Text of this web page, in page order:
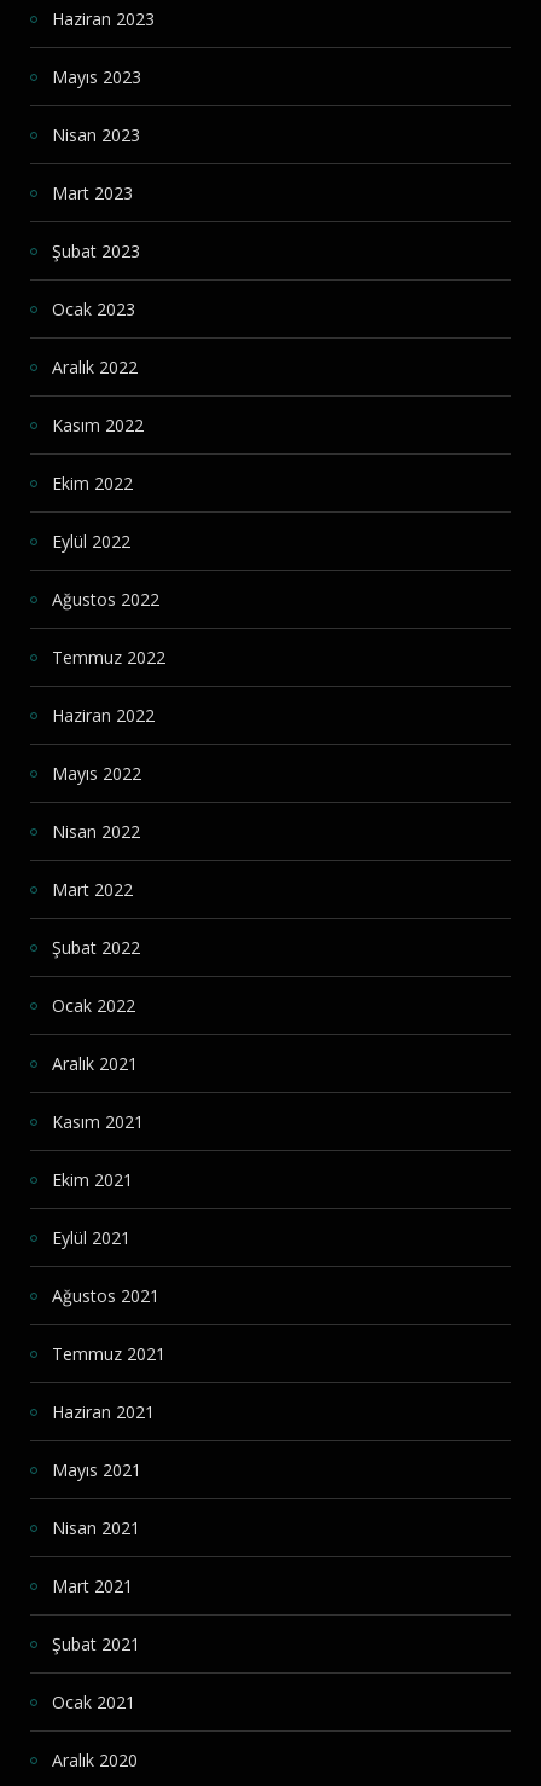
Haziran 2023
Mayıs 2023
Nisan 2023
Mart 2023
Şubat 2023
Ocak 2023
Aralık 2022
Kasım 2022
Ekim 2022
Eylül 2022
Ağustos 2022
Temmuz 2022
Haziran 2022
Mayıs 2022
Nisan 2022
Mart 2022
Şubat 2022
Ocak 2022
Aralık 2021
Kasım 2021
Ekim 2021
Eylül 2021
Ağustos 2021
Temmuz 2021
Haziran 2021
Mayıs 2021
Nisan 2021
Mart 2021
Şubat 2021
Ocak 2021
Aralık 2020